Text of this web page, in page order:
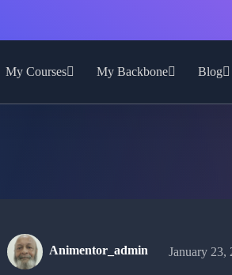
My Courses My Backbone Blog
Animentor_admin January 23,